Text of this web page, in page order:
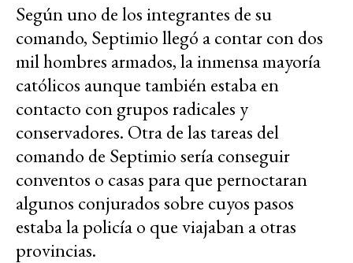
Según uno de los integrantes de su
comando, Septimio llegó a contar con dos
mil hombres armados, la inmensa mayoría
católicos aunque también estaba en
contacto con grupos radicales y
conservadores. Otra de las tareas del
comando de Septimio sería conseguir
conventos o casas para que pernoctaran
algunos conjurados sobre cuyos pasos
estaba la policía o que viajaban a otras
provincias.